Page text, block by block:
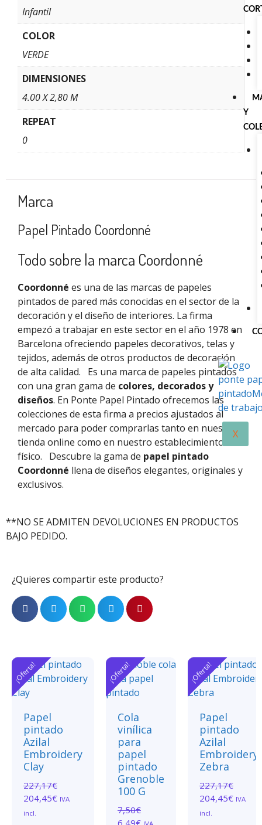
Y
X
Infantil
COLOR
VERDE
DIMENSIONES
4.00 X 2,80 M
REPEAT
0
Marca
Papel Pintado Coordonné
Todo sobre la marca Coordonné
Coordonné es una de las marcas de papeles
pintados de pared más conocidas en el sector de la
decoración y el diseño de interiores. La firma
empezó a trabajar en este sector en el año 1978 en
Barcelona ofreciendo papeles decorativos, telas y
tejidos, además de otros productos de decoración
de alta calidad.
Es una marca de papeles pintados
con una gran gama de colores, decorados y
diseños. En Ponte Papel Pintado ofrecemos las
colecciones de esta firma a precios ajustados al
mercado para poder comprarlas tanto en nuestra
tienda online como en nuestro establecimiento
físico.
Descubre la gama de papel pintado
Coordonné llena de diseños elegantes, originales y
exclusivos.
**NO SE ADMITEN DEVOLUCIONES EN PRODUCTOS
BAJO PEDIDO.
¿Quieres compartir este producto?
¡Oferta!
Papel
pintado
Azilal
Embroidery
Clay
227,17€
204,45€ IVA
incl.
¡Oferta!
Cola
vinílica
para
papel
pintado
Grenoble
100 G
7,50€
6,49€
¡Oferta!
Papel
pintado
Azilal
Embroidery
Zebra
227,17€
204,45€ IVA
incl.